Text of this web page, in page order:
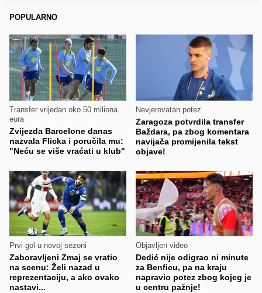
POPULARNO
Transfer vrijedan oko 50 miliona
eura
Zvijezda Barcelone danas
nazvala Flicka i poručila mu:
"Neću se više vraćati u klub"
Nevjerovatan potez
Zaragoza potvrdila transfer
Baždara, pa zbog komentara
navijača promijenila tekst
objave!
Prvi gol u novoj sezoni
Zaboravljeni Zmaj se vratio
na scenu: Želi nazad u
reprezentaciju, a ako ovako
nastavi...
Objavljen video
Dedić nije odigrao ni minute
za Benficu, pa na kraju
napravio potez zbog kojeg je
u centru pažnje!